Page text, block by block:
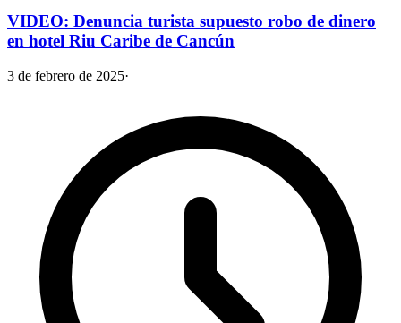
VIDEO: Denuncia turista supuesto robo de dinero
en hotel Riu Caribe de Cancún
3 de febrero de 2025·